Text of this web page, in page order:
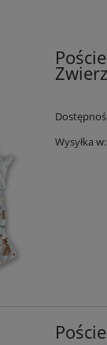
Wysyłka w: